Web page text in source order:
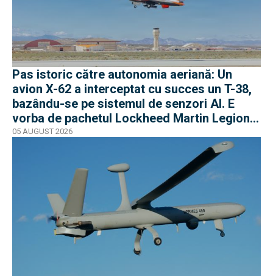
Pas istoric către autonomia aeriană: Un
avion X-62 a interceptat cu succes un T-38,
bazându-se pe sistemul de senzori AI. E
vorba de pachetul Lockheed Martin Legion
Pod
05 AUGUST 2026